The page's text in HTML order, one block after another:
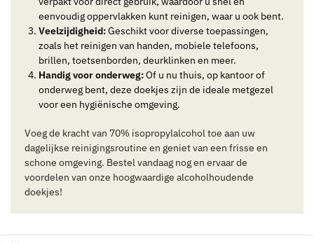
eenvoudig oppervlakken kunt reinigen, waar u ook bent.
Veelzijdigheid:Geschikt voor diverse toepassingen,
zoals het reinigen van handen, mobiele telefoons,
brillen, toetsenborden, deurklinken en meer.
Handig voor onderweg:Of u nu thuis, op kantoor of
onderweg bent, deze doekjes zijn de ideale metgezel
voor een hygiënische omgeving.
Voeg de kracht van 70% isopropylalcohol toe aan uw
dagelijkse reinigingsroutine en geniet van een frisse en
schone omgeving. Bestel vandaag nog en ervaar de
voordelen van onze hoogwaardige alcoholhoudende
doekjes!